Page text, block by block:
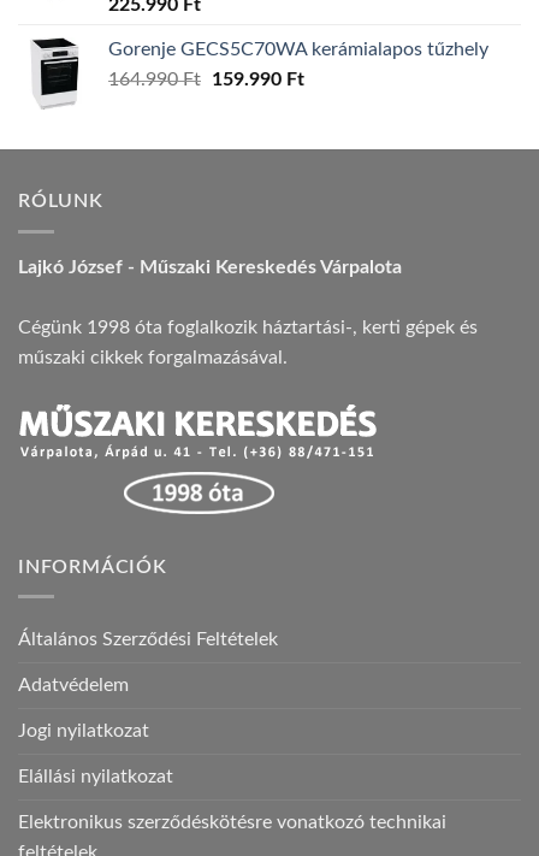
225.990 Ft
Gorenje GECS5C70WA kerámialapos tűzhely
164.990Ft
Original
164.990 Ft.
159.990 FtCurrent
159.990 Ft.
RÓLUNK
Lajkó József - Műszaki Kereskedés Várpalota
Cégünk 1998 óta foglalkozik háztartási-, kerti gépek és
műszaki cikkek forgalmazásával.
INFORMÁCIÓK
Általános Szerződési Feltételek
Adatvédelem
Jogi nyilatkozat
Elállási nyilatkozat
Elektronikus szerződéskötésre vonatkozó technikai